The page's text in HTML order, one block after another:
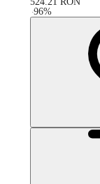
-96%